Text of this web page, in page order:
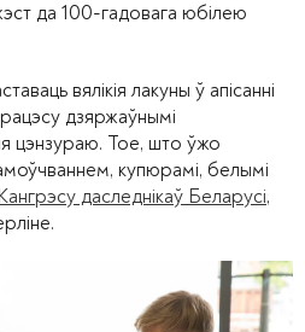
да 100-гадовага юбілею
вялікія лакуны ў апісанні
дзяржаўнымі
цэнзураю. Тое, што ўжо
купюрамі, белымі
Кангрэсу даследнікаў Беларусі,